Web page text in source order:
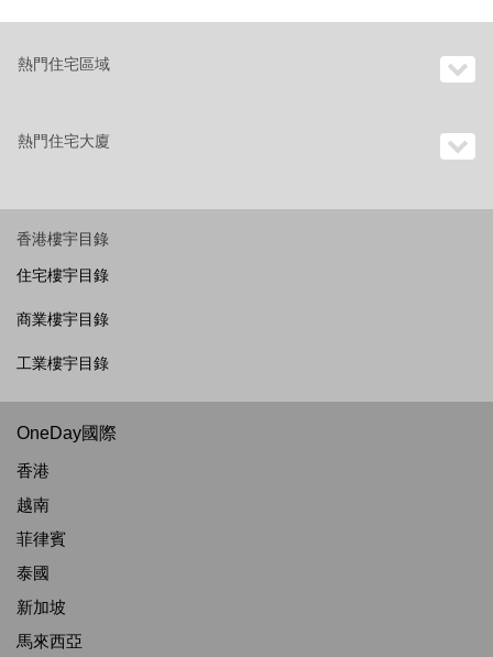
熱門住宅區域
熱門住宅大廈
香港樓宇目錄
住宅樓宇目錄
商業樓宇目錄
工業樓宇目錄
OneDay國際
香港
越南
菲律賓
泰國
新加坡
馬來西亞